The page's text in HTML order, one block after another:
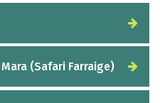
(Safari Farraige)